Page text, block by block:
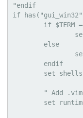
"endif
if
if $TERM
        else
        endif
set
" Add
set